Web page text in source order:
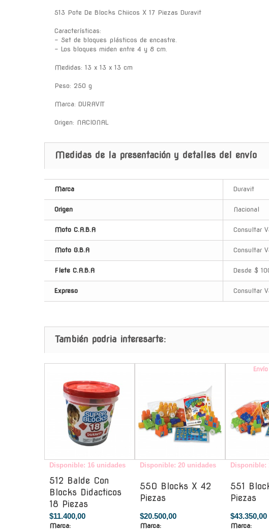
513 Pote De Blocks Chiicos X 17 Piezas Duravit
Características:
- Set de bloques plásticos de encastre.
- Los bloques miden entre 4 y 8 cm.
Medidas: 13 x 13 x 13 cm
Peso: 250 g
Marca: DURAVIT
Origen: NACIONAL
Medidas de la presentación y detalles del envío
Marca Duravit
Origen Nacional
Moto C.A.B.A Consultar
Moto G.B.A Consultar
Flete C.A.B.A Desde $
Expreso Consultar
También podria interesarte:
Disponible: 16 unidades
512 Balde Con
Blocks Didacticos
18 Piezas
$11.400,00
Marca:
Disponible: 20 unidades
550 Blocks X 42
Piezas
$20.500,00
Marca:
Disponible:
551
Piezas
$43.350,00
Marca: